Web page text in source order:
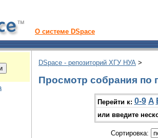
О системе DSpace
DSpace - репозиторий ХГУ НУА >
Просмотр собрания по
Перейти к: 0-9 A
или введите
Сортировка: